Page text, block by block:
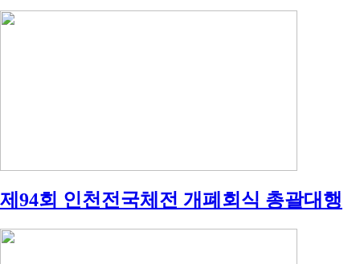
제94회 인천전국체전 개폐회식 총괄대행